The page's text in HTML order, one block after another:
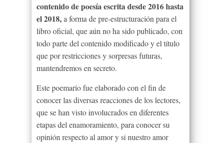
contenido de poesía escrita desde 2016 hasta
el 2018,a forma de pre-estructuración para el
libro oficial, que aún no ha sido publicado, con
todo parte del contenido modificado y el título
que por restricciones y sorpresas futuras,
mantendremos en secreto.
Este poemario fue elaborado con el fin de
conocer las diversas reacciones de los lectores,
que se han visto involucrados en diferentes
etapas del enamoramiento, para conocer su
opinión respecto al amor y si nuestro amor